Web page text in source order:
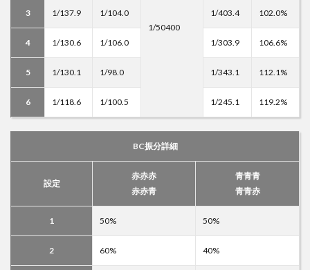
1/50400
3 1/137.9 1/104.0 1/403.4 102.0%
4 1/130.6 1/106.0 1/303.9 106.6%
5 1/130.1 1/98.0 1/343.1 112.1%
6 1/118.6 1/100.5 1/245.1 119.2%
BC振分詳細
設定
赤赤赤
赤赤青
青青青
青青赤
1 50% 50%
2 60% 40%